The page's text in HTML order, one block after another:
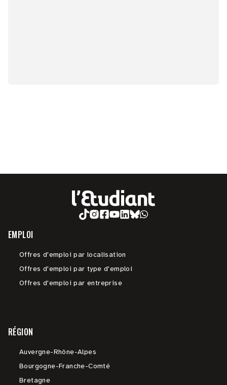
EMPLOI
Offres d'emploi par localisation
Offres d'emploi par type d'emploi
Offres d'emploi par entreprise
RÉGION
Auvergne-Rhône-Alpes
Bourgogne-Franche-Comté
Bretagne